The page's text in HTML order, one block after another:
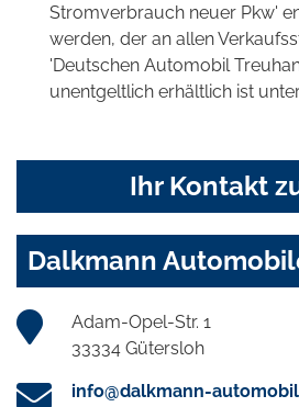
Stromverbrauch neuer Pkw'
werden, der an allen
'Deutschen Automobil
unentgeltlich erhältlich ist
Ihr Kontakt
Dalkmann
Adam-Opel-Str. 1
33334 Gütersloh
info@dalkmann-